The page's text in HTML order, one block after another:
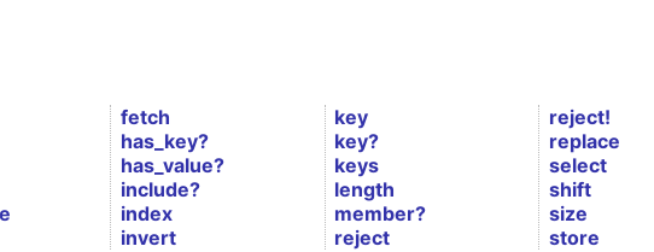
fetch
has_key?
has_value?
include?
index
invert
key
key?
keys
length
member?
reject
reject!
replace
select
shift
size
store